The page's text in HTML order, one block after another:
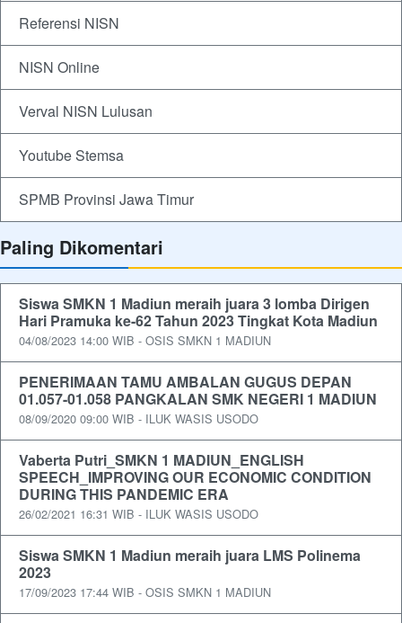
Referensi NISN
NISN Online
Verval NISN Lulusan
Youtube Stemsa
SPMB Provinsi Jawa Timur
Paling Dikomentari
Siswa SMKN 1 Madiun meraih juara 3 lomba Dirigen
Hari Pramuka ke-62 Tahun 2023 Tingkat Kota Madiun
04/08/2023 14:00 WIB - OSIS SMKN 1 MADIUN
PENERIMAAN TAMU AMBALAN GUGUS DEPAN
01.057-01.058 PANGKALAN SMK NEGERI 1 MADIUN
08/09/2020 09:00 WIB - ILUK WASIS USODO
Vaberta Putri_SMKN 1 MADIUN_ENGLISH
SPEECH_IMPROVING OUR ECONOMIC CONDITION
DURING THIS PANDEMIC ERA
26/02/2021 16:31 WIB - ILUK WASIS USODO
Siswa SMKN 1 Madiun meraih juara LMS Polinema
2023
17/09/2023 17:44 WIB - OSIS SMKN 1 MADIUN